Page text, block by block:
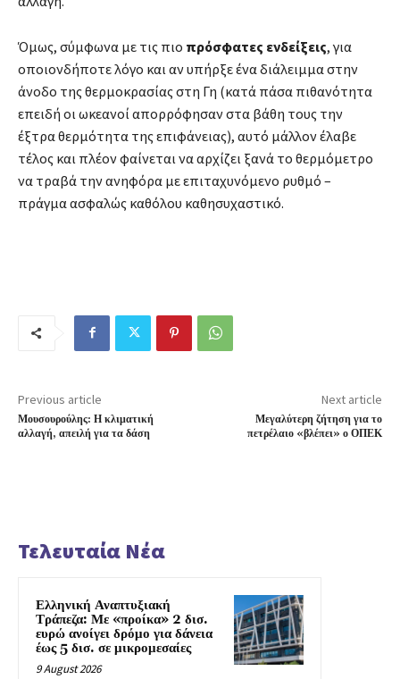
Όμως, σύμφωνα με τις πιο πρόσφατες ενδείξεις, για
οποιονδήποτε λόγο και αν υπήρξε ένα διάλειμμα στην
άνοδο της θερμοκρασίας στη Γη (κατά πάσα πιθανότητα
επειδή οι ωκεανοί απορρόφησαν στα βάθη τους την
έξτρα θερμότητα της επιφάνειας), αυτό μάλλον έλαβε
τέλος και πλέον φαίνεται να αρχίζει ξανά το θερμόμετρο
να τραβά την ανηφόρα με επιταχυνόμενο ρυθμό –
πράγμα ασφαλώς καθόλου καθησυχαστικό.
Previous article
Μουσουρούλης: Η κλιματική
αλλαγή, απειλή για τα δάση
Next article
Μεγαλύτερη ζήτηση για το
πετρέλαιο «βλέπει» ο ΟΠΕΚ
Τελευταία Νέα
Ελληνική Αναπτυξιακή
Τράπεζα: Με «προίκα» 2 δισ.
ευρώ ανοίγει δρόμο για δάνεια
έως 5 δισ. σε μικρομεσαίες
9 August 2026